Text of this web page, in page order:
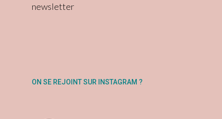
newsletter
ON SE REJOINT SUR INSTAGRAM ?